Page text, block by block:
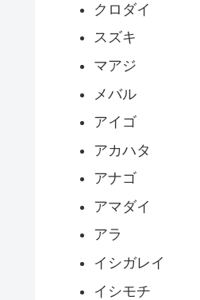
クロダイ
スズキ
マアジ
メバル
アイゴ
アカハタ
アナゴ
アマダイ
アラ
イシガレイ
イシモチ